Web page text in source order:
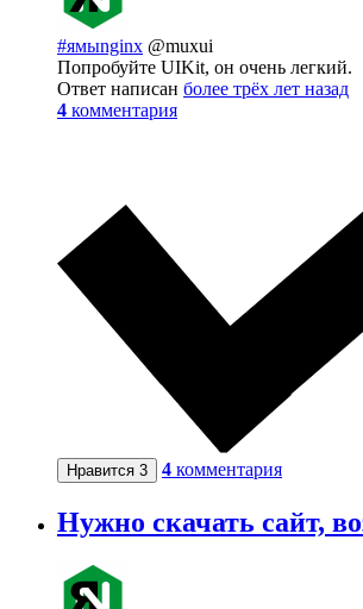
#ямыnginx @muxui
Попробуйте UIKit, он очень легкий.
Ответ написан более трёх лет назад
4 комментария
Нравится 3 4 комментария
Нужно скачать сайт,